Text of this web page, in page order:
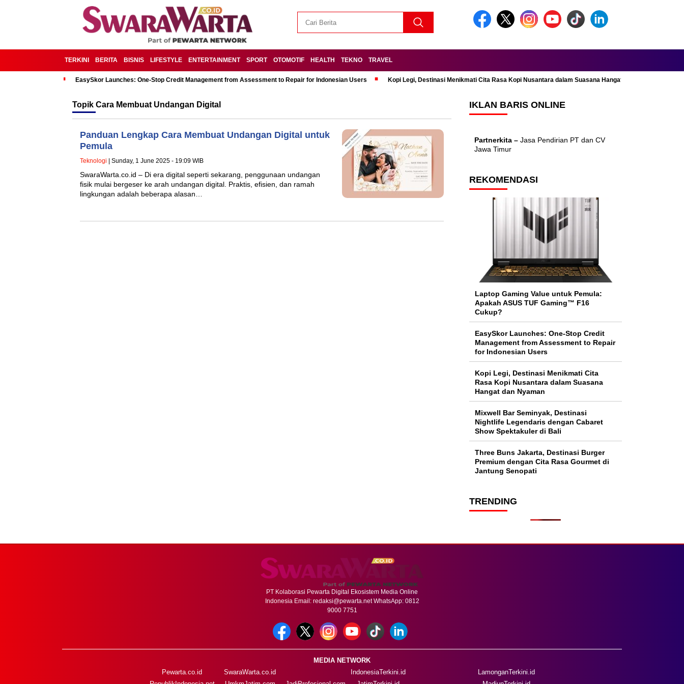
TERKINI BERITA BISNIS LIFESTYLE ENTERTAINMENT SPORT OTOMOTIF HEALTH TEKNO TRAVEL
EasySkor Launches: One-Stop Credit Management from Assessment to Repair for Indonesian Users Kopi Legi, Destinasi Menikmati Cita Rasa Kopi Nusantara dalam Suasana Hangat dan Nyaman
Topik Cara Membuat Undangan Digital
Panduan Lengkap Cara Membuat Undangan Digital untuk
Pemula
Teknologi | Sunday, 1 June 2025 - 19:09 WIB
SwaraWarta.co.id – Di era digital seperti sekarang, penggunaan undangan
fisik mulai bergeser ke arah undangan digital. Praktis, efisien, dan ramah
lingkungan adalah beberapa alasan…
IKLAN BARIS ONLINE
Partnerkita – Jasa Pendirian PT dan CV
Jawa Timur
REKOMENDASI
Laptop Gaming Value untuk Pemula:
Apakah ASUS TUF Gaming™ F16
Cukup?
EasySkor Launches: One-Stop Credit
Management from Assessment to Repair
for Indonesian Users
Kopi Legi, Destinasi Menikmati Cita
Rasa Kopi Nusantara dalam Suasana
Hangat dan Nyaman
Mixwell Bar Seminyak, Destinasi
Nightlife Legendaris dengan Cabaret
Show Spektakuler di Bali
Three Buns Jakarta, Destinasi Burger
Premium dengan Cita Rasa Gourmet di
Jantung Senopati
TRENDING
PT Kolaborasi Pewarta Digital Ekosistem Media Online
Indonesia Email: redaksi@pewarta.netWhatsApp: 0812
9000 7751
MEDIA NETWORK
Pewarta.co.id
SwaraWarta.co.id
IndonesiaTerkini.id
LamonganTerkini.id